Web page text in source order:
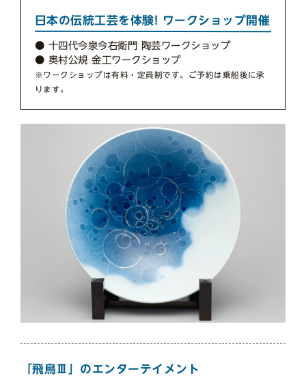
日本の伝統工芸を体験! ワークショップ開催
● 十四代今泉今右衛門 陶芸ワークショップ
● 奥村公規 金工ワークショップ
※ワークショップは有料・定員制です。ご予約は乗船後に承
ります。
「飛鳥Ⅲ」のエンターテイメント